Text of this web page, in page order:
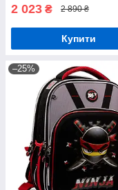
2 023 ₴ 2 890 ₴
Купити
–25%